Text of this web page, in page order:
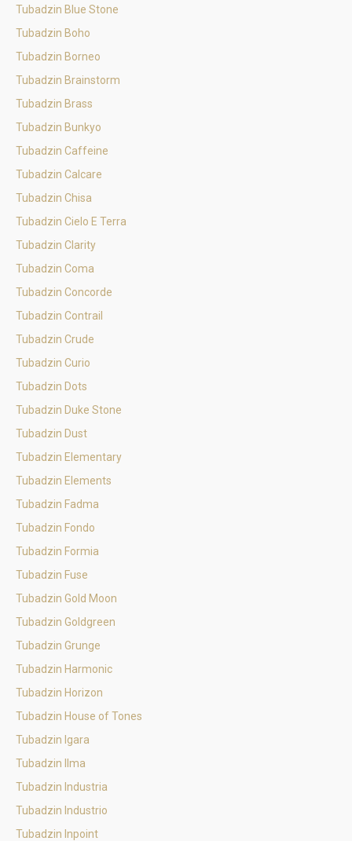
Tubadzin Blue Stone
Tubadzin Boho
Tubadzin Borneo
Tubadzin Brainstorm
Tubadzin Brass
Tubadzin Bunkyo
Tubadzin Caffeine
Tubadzin Calcare
Tubadzin Chisa
Tubadzin Cielo E Terra
Tubadzin Clarity
Tubadzin Coma
Tubadzin Concorde
Tubadzin Contrail
Tubadzin Crude
Tubadzin Curio
Tubadzin Dots
Tubadzin Duke Stone
Tubadzin Dust
Tubadzin Elementary
Tubadzin Elements
Tubadzin Fadma
Tubadzin Fondo
Tubadzin Formia
Tubadzin Fuse
Tubadzin Gold Moon
Tubadzin Goldgreen
Tubadzin Grunge
Tubadzin Harmonic
Tubadzin Horizon
Tubadzin House of Tones
Tubadzin Igara
Tubadzin Ilma
Tubadzin Industria
Tubadzin Industrio
Tubadzin Inpoint